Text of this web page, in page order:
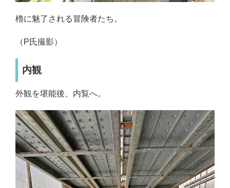
櫓に魅了される冒険者たち。
（P氏撮影）
内観
外観を堪能後、内覧へ。